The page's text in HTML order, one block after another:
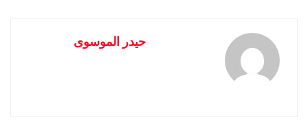
حيدر الموسوى